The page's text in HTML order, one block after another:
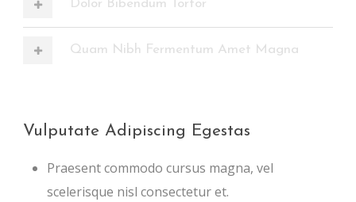
Dolor Bibendum Tortor
Quam Nibh Fermentum Amet Magna
Vulputate Adipiscing Egestas
Praesent commodo cursus magna, vel
scelerisque nisl consectetur et.